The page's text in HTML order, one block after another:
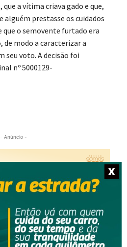
que a vítima criava gado e que,
alguém prestasse os cuidados
o semovente furtado era
de modo a caracterizar a
seu voto. A decisão foi
nº 5000129-
- Anúncio -
X